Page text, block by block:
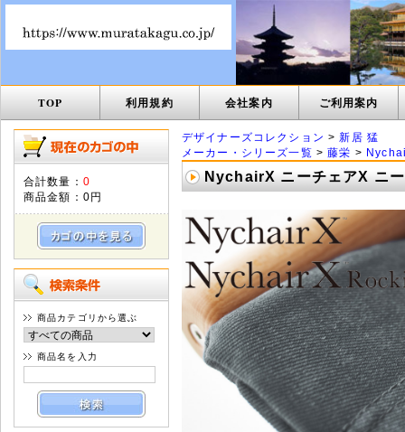
TOP 利用規約 会社案内 ご利用案内
合計数量： 0
商品金額： 0円
商品カテゴリから選ぶ
商品名を入力
デザイナーズコレクション >新居 猛
メーカー・シリーズ一覧 >藤栄 >
NychairX ニーチェアX ニ